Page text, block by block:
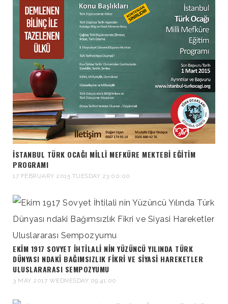
İSTANBUL TÜRK OCAĞI MILLI MEFKÜRE MEKTEBI EĞITIM
PROGRAMI
17 FEBRUARY 2015 TUESDAY 23:00:00
EKIM 1917 SOVYET İHTILALI NIN YÜZÜNCÜ YILINDA TÜRK
DÜNYASI NDAKI BAĞIMSIZLIK FIKRI VE SIYASI HAREKETLER
ULUSLARARASI SEMPOZYUMU
3 MAY 2017 WEDNESDAY 09:41:00